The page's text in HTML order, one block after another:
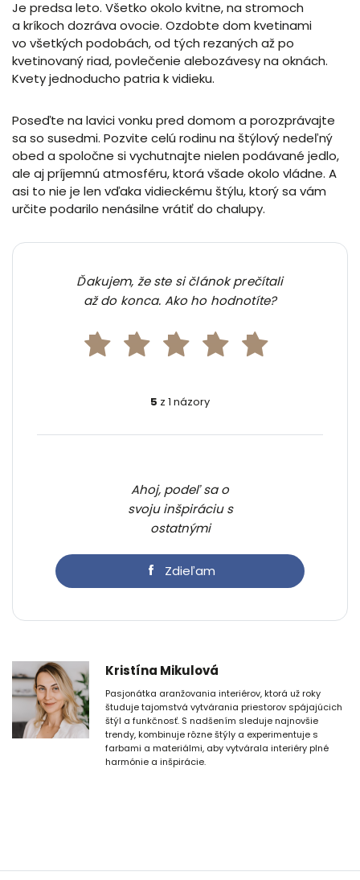
Je predsa leto. Všetko okolo kvitne, na stromoch
a kríkoch dozráva ovocie. Ozdobte dom kvetinami
vo všetkých podobách, od tých rezaných až po
kvetinovaný riad, povlečenie alebozávesy na oknách.
Kvety jednoducho patria k vidieku.
Poseďte na lavici vonku pred domom a porozprávajte
sa so susedmi. Pozvite celú rodinu na štýlový nedeľný
obed a spoločne si vychutnajte nielen podávané jedlo,
ale aj príjemnú atmosféru, ktorá všade okolo vládne. A
asi to nie je len vďaka vidieckému štýlu, ktorý sa vám
určite podarilo nenásilne vrátiť do chalupy.
Ďakujem, že ste si článok prečítali
až do konca. Ako ho hodnotíte?
5 z 1 názory
Ahoj, podeľ sa o
svoju inšpiráciu s
ostatnými
Zdieľam
Kristína Mikulová
Pasjonátka aranžovania interiérov, ktorá už roky
študuje tajomstvá vytvárania priestorov spájajúcich
štýl a funkčnosť. S nadšením sleduje najnovšie
trendy, kombinuje rôzne štýly a experimentuje s
farbami a materiálmi, aby vytvárala interiéry plné
harmónie a inšpirácie.